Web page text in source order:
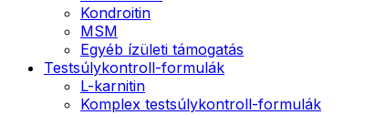
Kondroitin
MSM
Egyéb ízületi támogatás
Testsúlykontroll-formulák
L-karnitin
Komplex testsúlykontroll-formulák